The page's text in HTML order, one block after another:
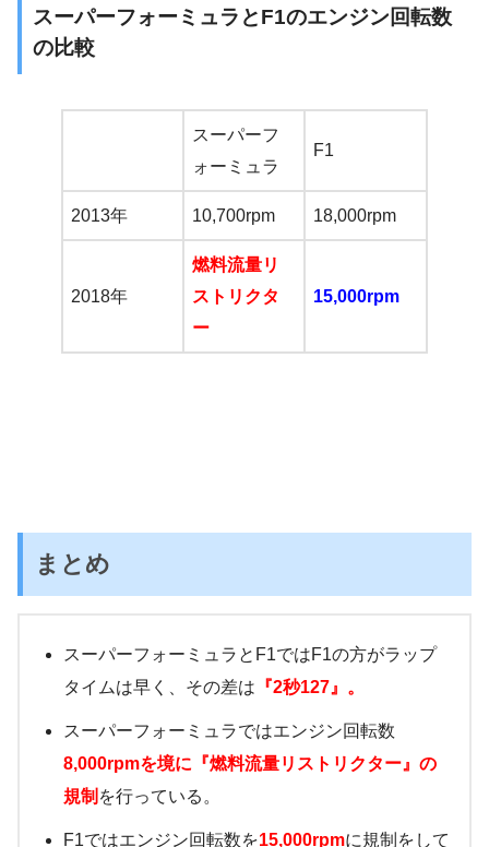
スーパーフォーミュラとF1のエンジン回転数
の比較
スーパーフ
ォーミュラ
F1
2013年 10,700rpm 18,000rpm
2018年
燃料流量リ
ストリクタ
ー
15,000rpm
まとめ
スーパーフォーミュラとF1ではF1の方がラップ
タイムは早く、その差は 『2秒127』。
スーパーフォーミュラではエンジン回転数
8,000rpmを境に『燃料流量リストリクター』の
規制 を行っている。
F1ではエンジン回転数を15,000rpmに規制をして